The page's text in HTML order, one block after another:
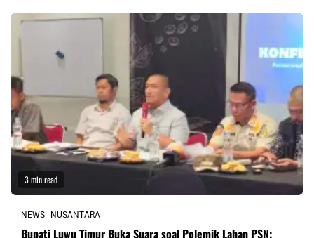
3 min read
NEWS NUSANTARA
Bupati Luwu Timur Buka Suara soal Polemik Lahan PSN: